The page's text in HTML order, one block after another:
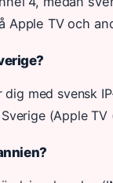
Apple TV och
med svensk
(Apple TV